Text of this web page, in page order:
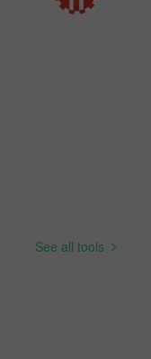
See all tools